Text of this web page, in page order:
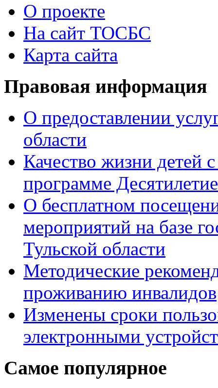
О проекте
На сайт ТОСБС
Карта сайта
Правовая информация
О предоставлении
области
Качество жизни детей
программе
О бесплатном
мероприятий на базе
Тульской области
Методические
проживанию инвалидов
Изменены сроки
электронными
Самое популярное